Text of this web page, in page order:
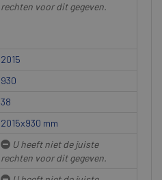
rechten voor dit gegeven.
2015
930
38
2015x930 mm
U heeft niet de juiste
rechten voor dit gegeven.